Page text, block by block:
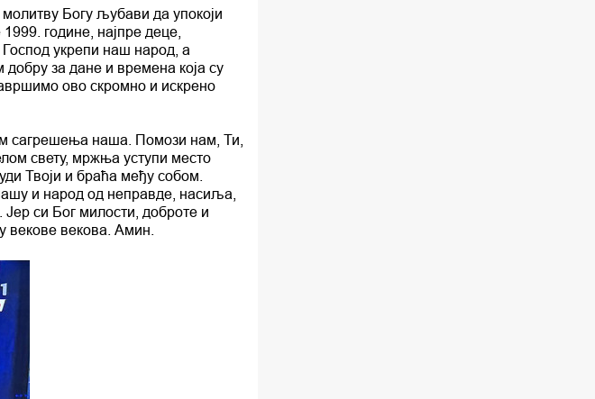
Богу љубави да упокоји
године, најпре деце,
Господ укрепи наш народ, а
добру за дане и времена која су
ово скромно и искрено
сагрешења наша. Помози нам, Ти,
свету, мржња уступи место
Твоји и браћа међу собом.
и народ од неправде, насиља,
си Бог милости, доброте и
векове векова. Амин.